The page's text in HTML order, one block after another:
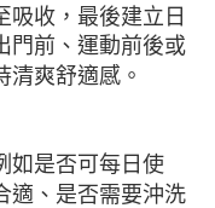
吸收，最後建立日
門前、運動前後或
清爽舒適感。
如是否可每日使
適、是否需要沖洗